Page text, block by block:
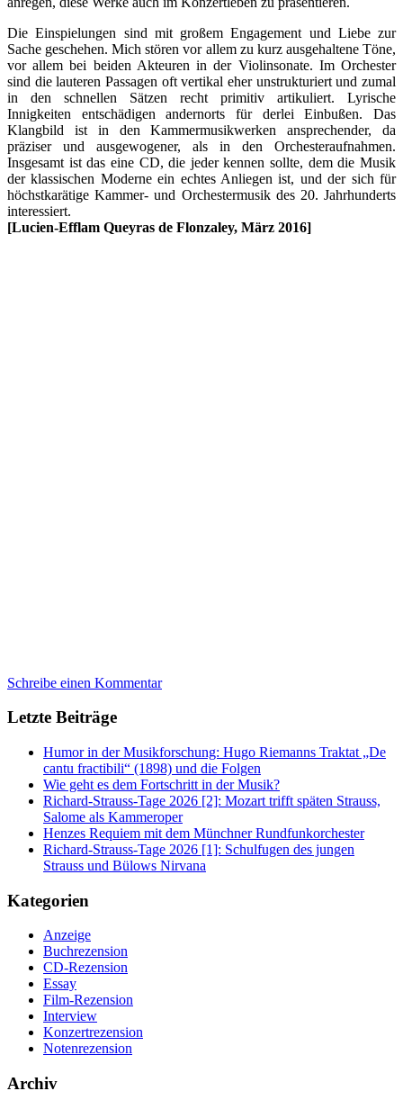
Die Einspielungen sind mit großem Engagement und Liebe zur
Sache geschehen. Mich stören vor allem zu kurz ausgehaltene Töne,
vor allem bei beiden Akteuren in der Violinsonate. Im Orchester
sind die lauteren Passagen oft vertikal eher unstrukturiert und zumal
in den schnellen Sätzen recht primitiv artikuliert. Lyrische
Innigkeiten entschädigen andernorts für derlei Einbußen. Das
Klangbild ist in den Kammermusikwerken ansprechender, da
präziser und ausgewogener, als in den Orchesteraufnahmen.
Insgesamt ist das eine CD, die jeder kennen sollte, dem die Musik
der klassischen Moderne ein echtes Anliegen ist, und der sich für
höchstkarätige Kammer- und Orchestermusik des 20. Jahrhunderts
interessiert.
[Lucien-Efflam Queyras de Flonzaley, März 2016]
Schreibe einen Kommentar
Letzte Beiträge
Humor in der Musikforschung: Hugo Riemanns Traktat „De
cantu fractibili“ (1898) und die Folgen
Wie geht es dem Fortschritt in der Musik?
Richard-Strauss-Tage 2026 [2]: Mozart trifft späten Strauss,
Salome als Kammeroper
Henzes Requiem mit dem Münchner Rundfunkorchester
Richard-Strauss-Tage 2026 [1]: Schulfugen des jungen
Strauss und Bülows Nirvana
Kategorien
Anzeige
Buchrezension
CD-Rezension
Essay
Film-Rezension
Interview
Konzertrezension
Notenrezension
Archiv